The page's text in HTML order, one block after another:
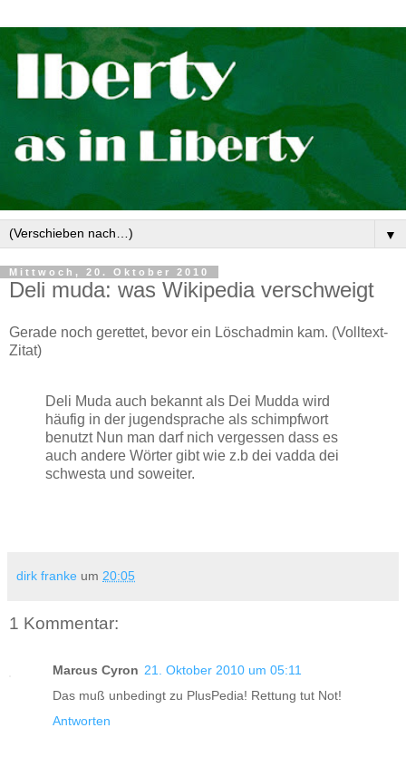
▼
Mittwoch, 20. Oktober 2010
Deli muda: was Wikipedia verschweigt
Gerade noch gerettet, bevor ein Löschadmin kam. (Volltext-
Zitat)
Deli Muda auch bekannt als Dei Mudda wird
häufig in der jugendsprache als schimpfwort
benutzt Nun man darf nich vergessen dass es
auch andere Wörter gibt wie z.b dei vadda dei
schwesta und soweiter.
dirk franke um 20:05
1 Kommentar:
Marcus Cyron 21. Oktober 2010 um 05:11
Das muß unbedingt zu PlusPedia! Rettung tut Not!
Antworten